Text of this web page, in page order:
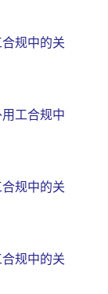
规中的关
工合规中
规中的关
规中的关